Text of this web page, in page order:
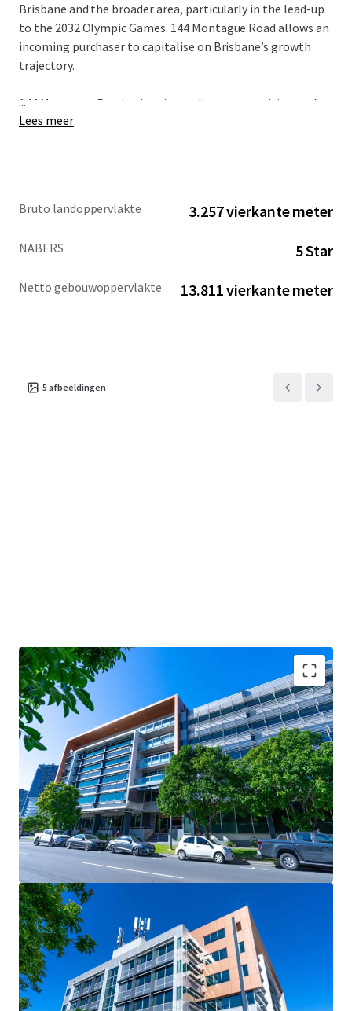
Brisbane and the broader area, particularly in the lead-up
to the 2032 Olympic Games. 144 Montague Road allows an
incoming purchaser to capitalise on Brisbane’s growth
trajectory.
144 Montague Road enjoys immediate connectivity to the
Brisbane CBD, major transport infrastructure, and a wide
...
Lees meer
Bruto landoppervlakte 3.257 vierkante meter
NABERS 5 Star
Netto gebouwoppervlakte 13.811 vierkante meter
5 afbeeldingen
Key Investment Highlights:
- Strong occupier covenants underpinned by the State
Government, occupying 41.67%* of the building (by NLA)
- Large, versatile floor plates of 2,900sqm* catering to
both full-floor and split-floor tenant requirements
- Secure net passing income of $6.96m* per annum (as at 1
August 2025)
- 5.0-Star NABERS Energy rating & 4.5-Star NABERS Water
rating, reflecting strong sustainability credentials
- Strategically located to benefit from major surrounding
infrastructure projects, including Brisbane Metro, Cross
River Rail, and the transformative Queen’s Wharf Brisbane
development
- Positioned within the Brisbane Fringe, one of Australia’s
strongest-performing office submarkets, with continued